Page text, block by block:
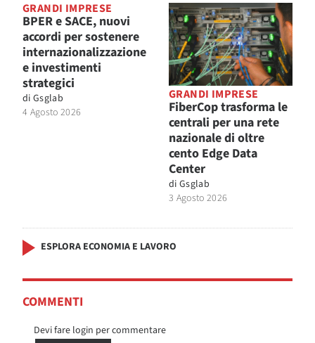
GRANDI IMPRESE
BPER e SACE, nuovi
accordi per sostenere
internazionalizzazione
e investimenti
strategici
di Gsglab
4 Agosto 2026
GRANDI IMPRESE
FiberCop trasforma le
centrali per una rete
nazionale di oltre
cento Edge Data
Center
di Gsglab
3 Agosto 2026
ESPLORA ECONOMIA E LAVORO
COMMENTI
Devi fare login per commentare